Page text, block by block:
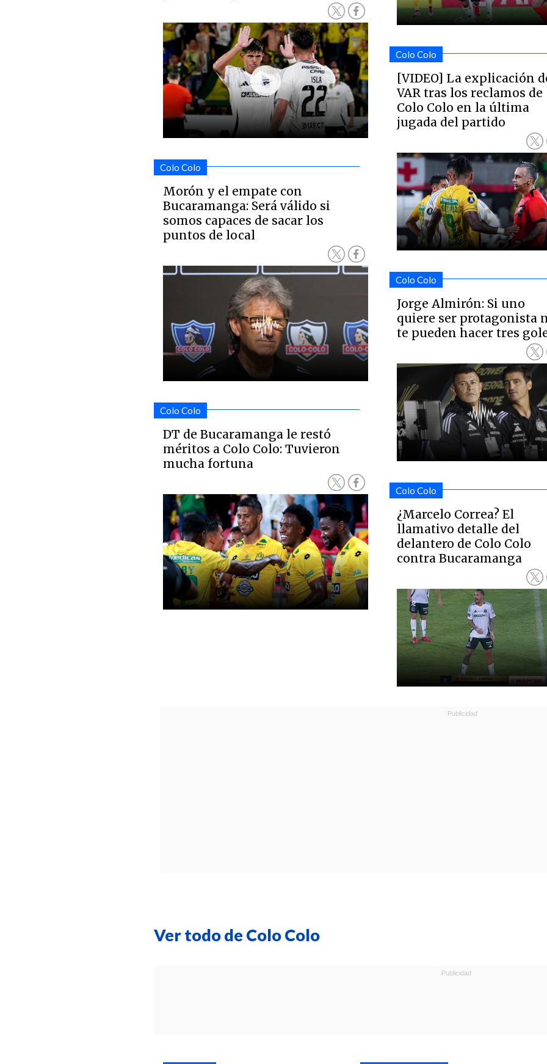
Colo Colo
Morón y el empate con
Bucaramanga: Será válido si
somos capaces de sacar los
puntos de local
Colo Colo
DT de Bucaramanga le restó
méritos a Colo Colo: Tuvieron
mucha fortuna
Colo Colo
[VIDEO] La explicación
VAR tras los reclamos de
Colo Colo en la última
jugada del partido
Colo Colo
Jorge Almirón: Si uno
quiere ser protagonista
te pueden hacer tres
Colo Colo
¿Marcelo Correa? El
llamativo detalle del
delantero de Colo Colo
contra Bucaramanga
Ver todo de Colo Colo